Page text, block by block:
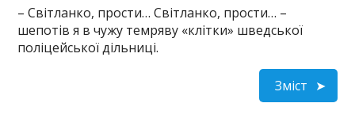
– Світланко, прости… Світланко, прости… –
шепотів я в чужу темряву «клітки» шведської
поліцейської дільниці.
Зміст